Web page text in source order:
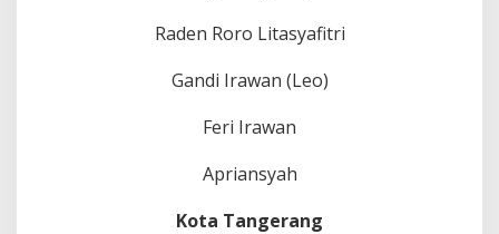
Raden Roro Litasyafitri
Gandi Irawan (Leo)
Feri Irawan
Apriansyah
Kota Tangerang